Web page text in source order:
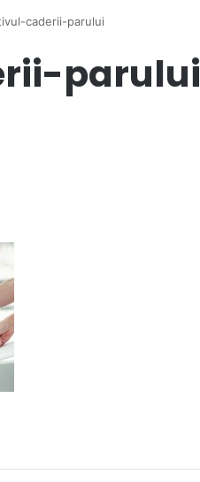
caderii-parului
parului